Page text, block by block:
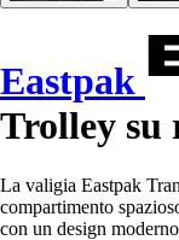
Eastpak
Trolley su
La valigia Eastpak
compartimento
con un design